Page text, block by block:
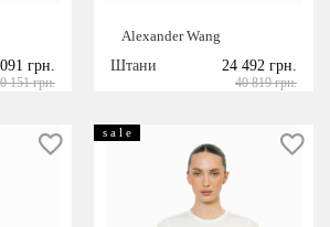
грн.
151 грн.
Alexander Wang
Штани
24 492 грн.
40 819 грн.
s a l e